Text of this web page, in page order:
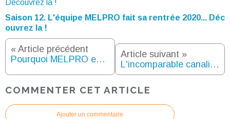
Saison 12. L'équipe MELPRO fait sa rentrée 2020... Déc
ouvrez la !
« Article précédent
Pourquoi MELPRO est devenu ambassadeur de la marque Enjoy Rouen Normandy?
Article suivant »
L'incomparable canalisation Electrobande ELB de SIMON et sa prise PEA125/9, en vente chez MELPRO et sur melpro.fr !
COMMENTER CET ARTICLE
Ajouter un commentaire